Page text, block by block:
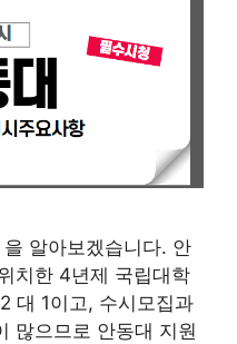
알아보겠습니다. 안
치한 4년제 국립대학
대 1이고, 수시모집과
많으므로 안동대 지원